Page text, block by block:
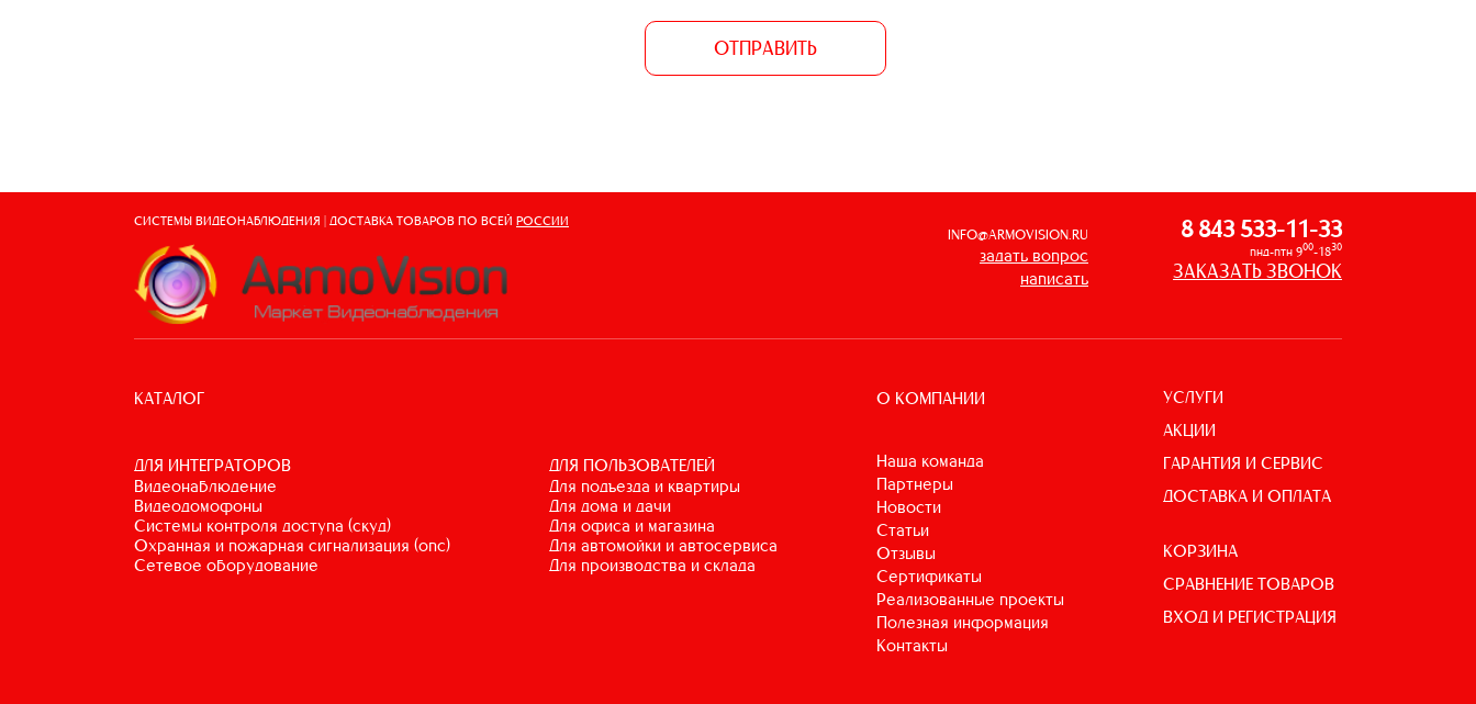
ОТПРАВИТЬ
СИСТЕМЫ ВИДЕОНАБЛЮДЕНИЯ | ДОСТАВКА ТОВАРОВ ПО ВСЕЙ РОССИИ
INFO@ARMOVISION.RU
задать вопрос
написать
8 843 533-11-33
пнд-птн 900-1830
ЗАКАЗАТЬ ЗВОНОК
КАТАЛОГ
ДЛЯ ИНТЕГРАТОРОВ
видеонаблюдение
видеодомофоны
системы контроля доступа (скуд)
охранная и пожарная сигнализация (опс)
сетевое оборудование
ДЛЯ ПОЛЬЗОВАТЕЛЕЙ
для подъезда и квартиры
для дома и дачи
для офиса и магазина
для автомойки и автосервиса
для производства и склада
О КОМПАНИИ
Наша команда
Партнеры
Новости
Статьи
Отзывы
Сертификаты
Реализованные проекты
Полезная информация
Контакты
УСЛУГИ
АКЦИИ
ГАРАНТИЯ И СЕРВИС
ДОСТАВКА И ОПЛАТА
КОРЗИНА
СРАВНЕНИЕ ТОВАРОВ
ВХОД И РЕГИСТРАЦИЯ